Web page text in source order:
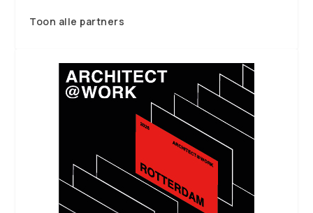
Toon alle partners